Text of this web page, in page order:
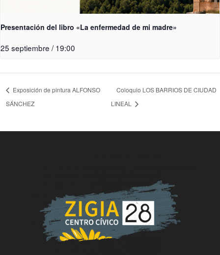
Presentación del libro «La enfermedad de mi madre»
25 septiembre / 19:00
Exposición de pintura ALFONSO
SÁNCHEZ
Coloquio LOS BARRIOS DE CIUDAD
LINEAL